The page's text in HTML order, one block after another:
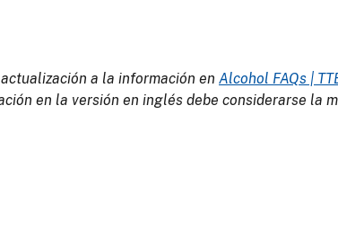
a la información en Alcohol FAQs |
en la versión en inglés debe considerarse la